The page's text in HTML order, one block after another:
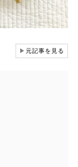
▶元記事を見る